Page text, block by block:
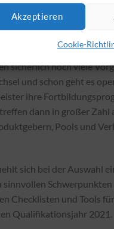
Akzeptieren
Cookie-
und unternehmerisch/
Weiterbildungspflicht
noch viele
und schon geht es
ihre
dann in großer Zahl
Pools und
sich bei der Auswahl
Checklisten und Tools
Qualifikationsjahr 2021.